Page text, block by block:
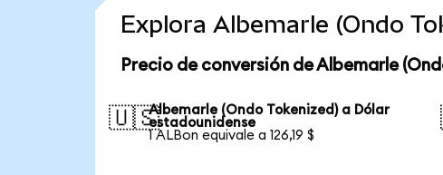
Explora Albemarle (Ondo
Precio de conversión de Albemarle
🇺🇸Albemarle (Ondo Tokenized) a Dólar
estadounidense
1 ALBon equivale a 126,19 $